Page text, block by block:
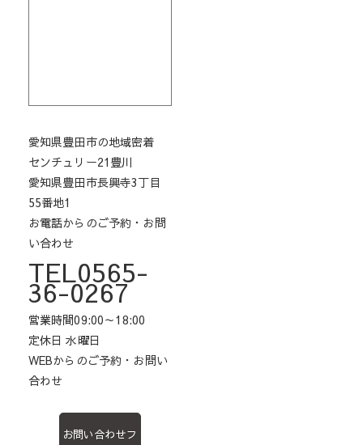
愛知県豊田市の地域密着
センチュリー21豊川
愛知県豊田市長興寺3丁目
55番地1
お電話からのご予約・お問
い合わせ
TEL0565-
36-0267
営業時間09:00～18:00
定休日 水曜日
WEBからのご予約・お問い
合わせ
お問い合わせフ